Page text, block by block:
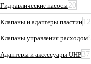
Гидравлические насосы20
Клапаны и адаптеры пластин 12
Клапаны управления расходом9
Адаптеры и аксессуары UHP37